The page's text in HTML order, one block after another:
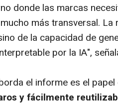
donde las marcas
más transversal. La
de la capacidad de
por la IA",
el informe es el
y fácilmente